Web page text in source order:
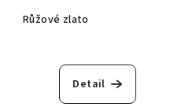
Růžové zlato
Detail